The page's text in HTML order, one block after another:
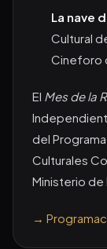
La nave
Cultural
Cineforo
El Mes de la
del
Culturales
Ministerio de
→